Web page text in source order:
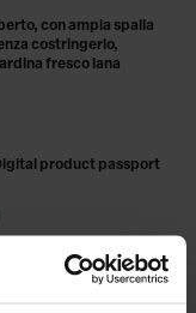
product passport
con ampia spalla
costringerlo,
fresco lana